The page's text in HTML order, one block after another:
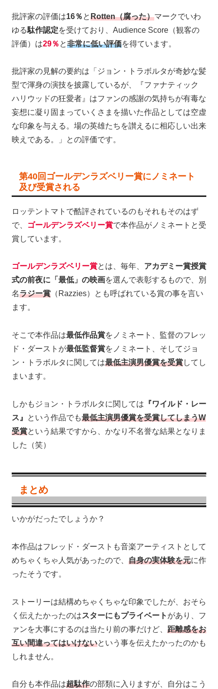
批評家の評価は16％ とRotten（腐った）マークでいわ
ゆる駄作認定を受けており、Audience Score（観客の
評価）は29％ と非常に低い評価を得ています。
批評家の見解の要約は「ジョン・トラボルタが奇妙な髪
型で渾身の演技を披露しているが、『ファナティック
ハリウッドの狂愛者』はファンの感謝の気持ちが有毒な
妄想に凝り固まっていくさまを描いた作品としては空虚
な印象を与える。場の英雄たちを讃えるに相応しい出来
映えである。」との評価です。
第40回ゴールデンラズベリー賞にノミネート
及び受賞される
ロッテントマトで酷評されているのもそれもそのはず
で、
ゴールデンラズベリー賞で本作品がノミネートと受
賞しています。
ゴールデンラズベリー賞とは、毎年、 アカデミー賞授賞
式の前夜に「最低」の映画を選んで表彰するもので、別
名ラジー賞 （Razzies）とも呼ばれている賞の事を言い
ます。
そこで本作品は最低作品賞をノミネート、監督のフレッ
ド・ダーストが最低監督賞をノミネート、そしてジョ
ン・トラボルタに関しては最低主演男優賞を受賞してし
まいます。
しかもジョン・トラボルタに関しては 『ワイルド・レー
ス』
という作品でも最低主演男優賞を受賞してしまうW
受賞という結果ですから、かなり不名誉な結果となりま
した（笑）
まとめ
いかがだったでしょうか？
本作品はフレッド・ダーストも音楽アーティストとして
めちゃくちゃ人気があったので、 自身の実体験を元に作
ったそうです。
ストーリーは結構めちゃくちゃな印象でしたが、おそら
く伝えたかったのはスターにもプライベート があり、フ
ァンを大事にするのは当たり前の事だけど、 距離感をお
互い間違ってはいけないという事を伝えたかったのかも
しれません。
自分も本作品は超駄作の部類に入りますが、自分はこう